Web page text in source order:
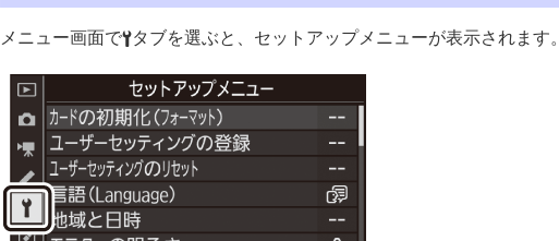
メニュー画面でBタブを選ぶと、セットアップメニューが表示されます。